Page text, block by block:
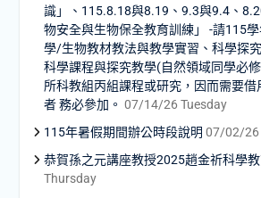
識」、115.8.18與8.19、9.3與9.4、
物安全與生物保全教育訓練」 -請115
學/生物教材教法與教學實習、科學探
科學課程與探究教學(自然領域同學必
所科教組丙組課程或研究，因而需要
者 務必參加。 07/14/26 Tuesday
115年暑假期間辦公時段說明 07/02/26
恭賀孫之元講座教授2025趙金祈科學
Thursday